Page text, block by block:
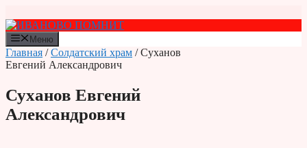
к
содержимому
Меню
Главная /Солдатский храм / Суханов
Евгений Александрович
Суханов Евгений
Александрович